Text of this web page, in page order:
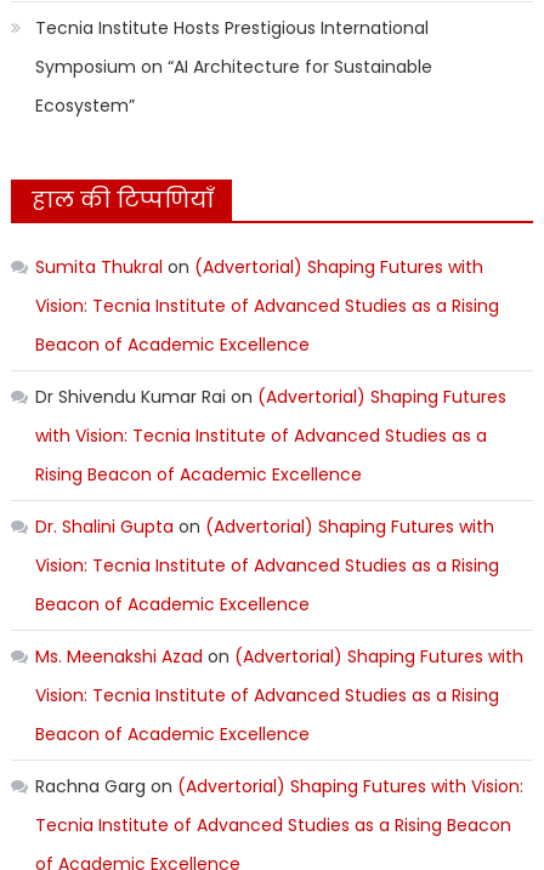
Tecnia Institute Hosts Prestigious International
Symposium on “AI Architecture for Sustainable
Ecosystem”
हाल की टिप्पणियाँ
Sumita Thukral on (Advertorial) Shaping Futures with
Vision: Tecnia Institute of Advanced Studies as a Rising
Beacon of Academic Excellence
Dr Shivendu Kumar Rai on (Advertorial) Shaping Futures
with Vision: Tecnia Institute of Advanced Studies as a
Rising Beacon of Academic Excellence
Dr. Shalini Gupta on (Advertorial) Shaping Futures with
Vision: Tecnia Institute of Advanced Studies as a Rising
Beacon of Academic Excellence
Ms. Meenakshi Azad on (Advertorial) Shaping Futures with
Vision: Tecnia Institute of Advanced Studies as a Rising
Beacon of Academic Excellence
Rachna Garg on (Advertorial) Shaping Futures with Vision:
Tecnia Institute of Advanced Studies as a Rising Beacon
of Academic Excellence